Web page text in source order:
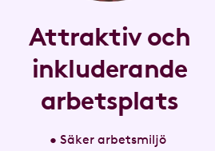
Attraktiv och
inkluderande
arbetsplats
• Säker arbetsmiljö